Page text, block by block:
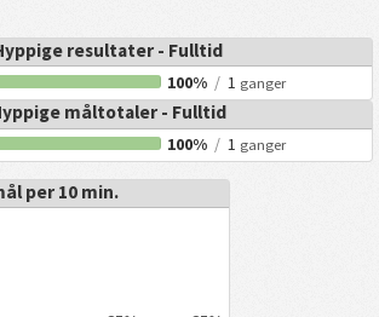
resultater - Fulltid
100% / 1 ganger
måltotaler - Fulltid
100% / 1 ganger
per 10 min.